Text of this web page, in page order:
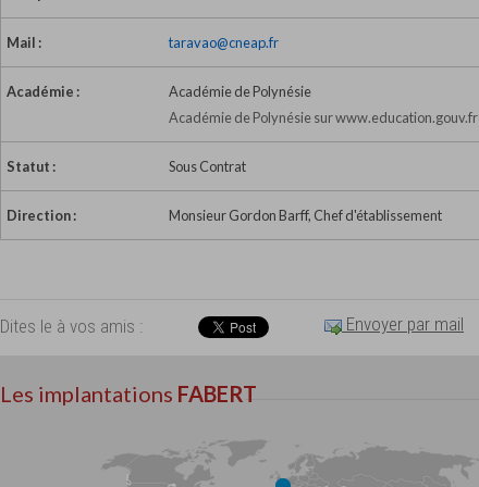
Mail : taravao@cneap.fr
Académie :
Académie de Polynésie
Académie de Polynésie sur www.education.gouv.fr
Statut : Sous Contrat
Direction : Monsieur Gordon Barff, Chef d'établissement
Dites le à vos amis : Envoyer par mail
Les implantations FABERT